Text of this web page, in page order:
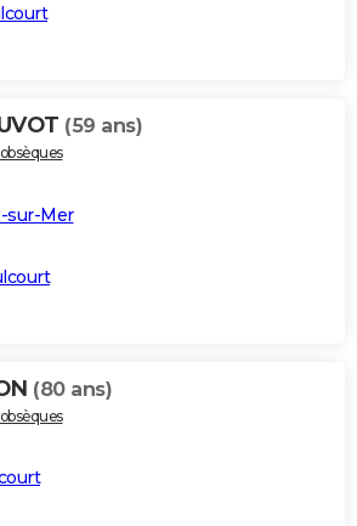
(59 ans)
sur-Mer
(80 ans)